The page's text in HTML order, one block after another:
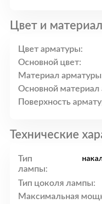
Цвет и материал
Цвет арматуры:
Основной цвет:
Материал
Основной материал
Поверхность
Технические
Тип
лампы:
Тип цоколя лампы:
Максимальная